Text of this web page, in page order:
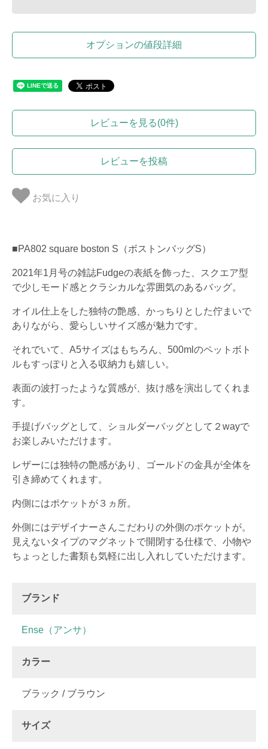
オプションの値段詳細
レビューを見る(0件)
レビューを投稿
お気に入り
■PA802 square boston S（ボストンバッグS）
2021年1月号の雑誌Fudgeの表紙を飾った、スクエア型
で少しモード感とクラシカルな雰囲気のあるバッグ。
オイル仕上をした独特の艶感、かっちりとした佇まいで
ありながら、愛らしいサイズ感が魅力です。
それでいて、A5サイズはもちろん、500mlのペットボト
ルもすっぽりと入る収納力も嬉しい。
表面の波打ったような質感が、抜け感を演出してくれま
す。
手提げバッグとして、ショルダーバッグとして２wayで
お楽しみいただけます。
レザーには独特の艶感があり、ゴールドの金具が全体を
引き締めてくれます。
内側にはポケットが３ヵ所。
外側にはデザイナーさんこだわりの外側のポケットが。
見えないタイプのマグネットで開閉する仕様で、小物や
ちょっとした書類も気軽に出し入れしていただけます。
ブランド
Ense（アンサ）
カラー
ブラック / ブラウン
サイズ